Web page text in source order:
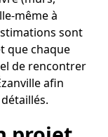
même à
sont
que chaque
de rencontrer
afin